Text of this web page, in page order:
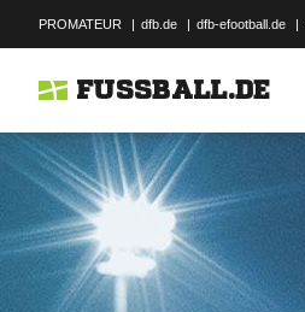
PROMATEUR | dfb.de | dfb-efootball.de |
FUSSBALL.DE